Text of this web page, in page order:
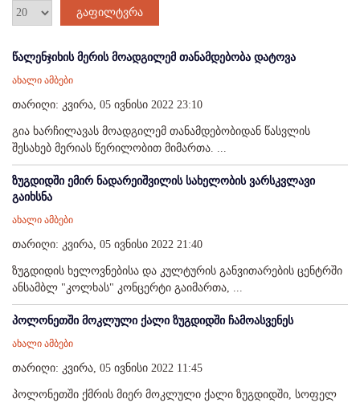
გაფილტვრა
წალენჯიხის მერის მოადგილემ თანამდებობა დატოვა
ახალი ამბები
თარიღი: კვირა, 05 ივნისი 2022 23:10
გია ხარჩილავას მოადგილემ თანამდებობიდან წასვლის
შესახებ მერიას წერილობით მიმართა. ...
ზუგდიდში ემირ ნადარეიშვილის სახელობის ვარსკვლავი
გაიხსნა
ახალი ამბები
თარიღი: კვირა, 05 ივნისი 2022 21:40
ზუგდიდის ხელოვნებისა და კულტურის განვითარების ცენტრში
ანსამბლ "კოლხას" კონცერტი გაიმართა, ...
პოლონეთში მოკლული ქალი ზუგდიდში ჩამოასვენეს
ახალი ამბები
თარიღი: კვირა, 05 ივნისი 2022 11:45
პოლონეთში ქმრის მიერ მოკლული ქალი ზუგდიდში, სოფელ